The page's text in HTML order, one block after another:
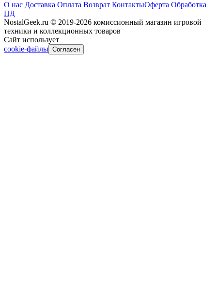
О нас Доставка Оплата Возврат КонтактыОферта Обработка
ПД
NostalGeek.ru © 2019-2026 комиссионный магазин игровой
техники и коллекционных товаров
Сайт использует
cookie-файлы Согласен